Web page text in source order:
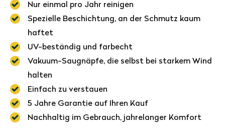
Nur einmal pro Jahr reinigen
Spezielle Beschichtung, an der Schmutz kaum
haftet
UV-beständig und farbecht
Vakuum-Saugnäpfe, die selbst bei starkem Wind
halten
Einfach zu verstauen
5 Jahre Garantie auf Ihren Kauf
Nachhaltig im Gebrauch, jahrelanger Komfort